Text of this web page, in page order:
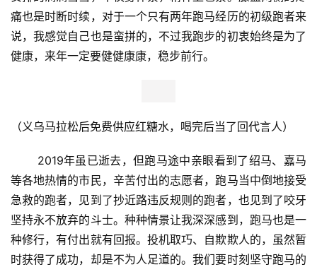
选
运
动
痛也是时断时续，对于一个只有两年跑马经历的初级跑者来
说，我感觉自己也是蛮拼的，不过我跑步的初衷始终是为了
健康，来年一定要健健康康，稳步前行。
（义乌马拉松后免费供应红糖水，喝完后当了回代言人）
2019年虽已逝去，但跑马途中亲眼看到了绍马、嘉马
等各地热情的市民，辛苦付出的志愿者，跑马当中倒地接受
急救的跑者，见到了抄近路违反规则的跑者，也见到了咬牙
坚持永不放弃的斗士。种种情景让我深深感到，跑马也是一
种修行，有付出就有回报。投机取巧、自欺欺人的，虽然暂
时获得了成功，却是不为人足道的。我们要时刻坚守跑马的